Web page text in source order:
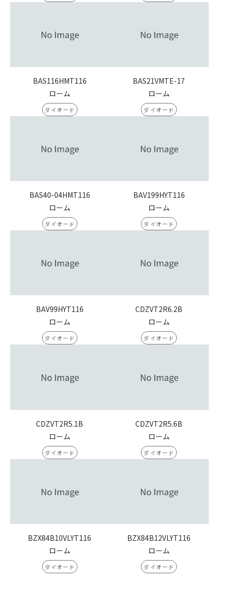
BAS116HMT116
ローム
ダイオード
BAS21VMTE-17
ローム
ダイオード
BAS40-04HMT116
ローム
ダイオード
BAV199HYT116
ローム
ダイオード
BAV99HYT116
ローム
ダイオード
CDZVT2R6.2B
ローム
ダイオード
CDZVT2R5.1B
ローム
ダイオード
CDZVT2R5.6B
ローム
ダイオード
BZX84B10VLYT116
ローム
ダイオード
BZX84B12VLYT116
ローム
ダイオード